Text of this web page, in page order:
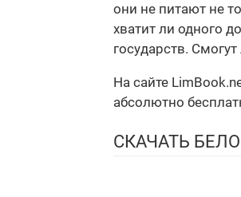
они не питают не
хватит ли одного
государств.
На сайте
абсолютно
СКАЧАТЬ